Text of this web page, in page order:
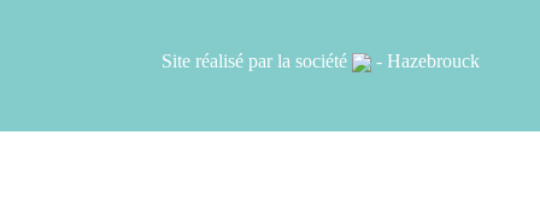
Site réalisé par la société - Hazebrouck